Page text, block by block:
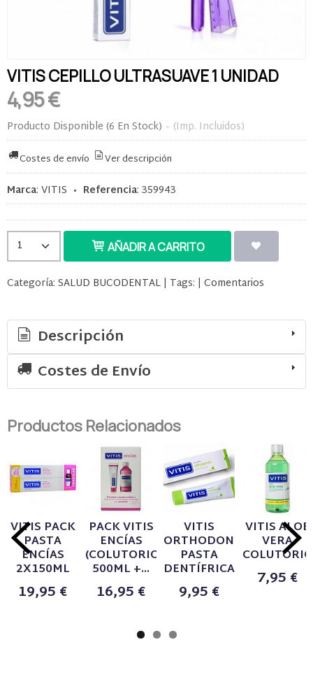
VITIS CEPILLO ULTRASUAVE 1 UNIDAD
4,95 €
Producto Disponible (6 En Stock) - (Imp. Incluidos)
Costes de envío Ver descripción
Marca: VITIS • Referencia: 359943
AÑADIR A CARRITO
Categoría: SALUD BUCODENTAL | Tags: | Comentarios
Descripción
Costes de Envío
Productos Relacionados
VITIS PACK
PASTA
ENCÍAS
2X150ML
19,95 €
PACK VITIS
ENCÍAS
(COLUTORIO
500ML +...
16,95 €
VITIS
ORTHODONTIC
PASTA
DENTÍFRICA...
9,95 €
VITIS ALOE
VERA
COLUTORIO
7,95 €